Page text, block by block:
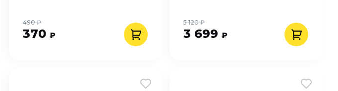
370 ₽
490 ₽
3 699 ₽
5 120 ₽